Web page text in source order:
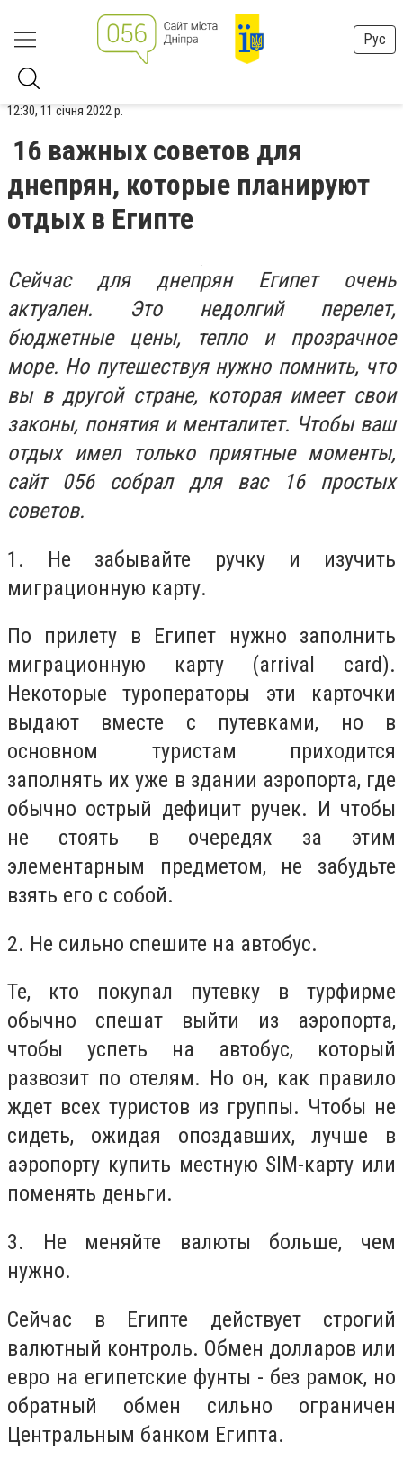
Рус
12:30, 11 січня 2022 р.
16 важных советов для
днепрян, которые планируют
отдых в Египте
Сейчас для днепрян Египет очень
актуален. Это недолгий перелет,
бюджетные цены, тепло и прозрачное
море. Но путешествуя нужно помнить, что
вы в другой стране, которая имеет свои
законы, понятия и менталитет. Чтобы ваш
отдых имел только приятные моменты,
сайт 056 собрал для вас 16 простых
советов.
1. Не забывайте ручку и изучить
миграционную карту.
По прилету в Египет нужно заполнить
миграционную карту (arrival card).
Некоторые туроператоры эти карточки
выдают вместе с путевками, но в
основном туристам приходится
заполнять их уже в здании аэропорта, где
обычно острый дефицит ручек. И чтобы
не стоять в очередях за этим
элементарным предметом, не забудьте
взять его с собой.
2. Не сильно спешите на автобус.
Те, кто покупал путевку в турфирме
обычно спешат выйти из аэропорта,
чтобы успеть на автобус, который
развозит по отелям. Но он, как правило
ждет всех туристов из группы. Чтобы не
сидеть, ожидая опоздавших, лучше в
аэропорту купить местную SIM-карту или
поменять деньги.
3. Не меняйте валюты больше, чем
нужно.
Сейчас в Египте действует строгий
валютный контроль. Обмен долларов или
евро на египетские фунты - без рамок, но
обратный обмен сильно ограничен
Центральным банком Египта.